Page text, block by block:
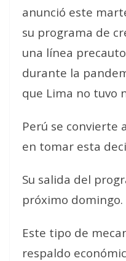
anunció este
su programa de
una línea
durante la
que Lima no tuvo
Perú se convierte
en tomar esta
Su salida del
próximo domingo.
Este tipo de
respaldo